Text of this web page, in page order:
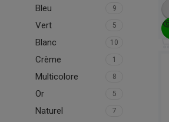
Bleu 9
Vert 5
Blanc 10
Crème 1
Multicolore 8
Or 5
Naturel 7